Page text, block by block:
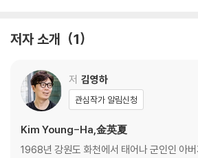
저자 소개 1
저 김영하
관심작가 알림신청
Kim Young-Ha,金英夏
1968년 강원도 화천에서 태어나 군인인 아